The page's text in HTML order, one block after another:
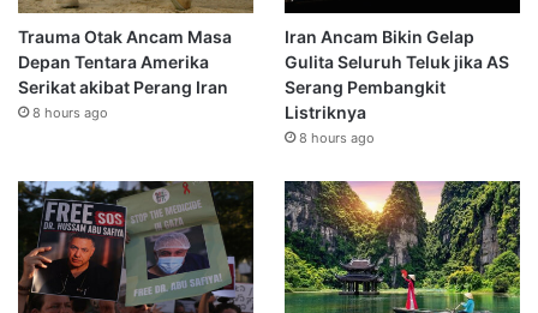
Trauma Otak Ancam Masa
Depan Tentara Amerika
Serikat akibat Perang Iran
8 hours ago
Iran Ancam Bikin Gelap
Gulita Seluruh Teluk jika AS
Serang Pembangkit
Listriknya
8 hours ago